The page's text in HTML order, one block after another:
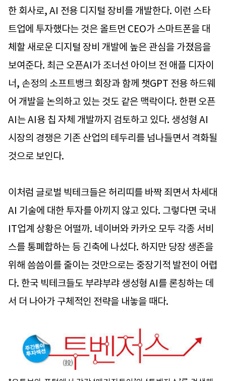
한 회사로, AI 전용 디지털 장비를 개발한다. 이런 스타
트업에 투자했다는 것은 올트먼 CEO가 스마트폰을 대
체할 새로운 디지털 장비 개발에 높은 관심을 가졌음을
보여준다. 최근 오픈AI가 조너선 아이브 전 애플 디자이
너, 손정의 소프트뱅크 회장과 함께 챗GPT 전용 하드웨
어 개발을 논의하고 있는 것도 같은 맥락이다. 한편 오픈
AI는 AI용 칩 자체 개발까지 검토하고 있다. 생성형 AI
시장의 경쟁은 기존 산업의 테두리를 넘나들면서 격화될
것으로 보인다.
이처럼 글로벌 빅테크들은 허리띠를 바짝 죄면서 차세대
AI 기술에 대한 투자를 아끼지 않고 있다. 그렇다면 국내
IT업계 상황은 어떨까. 네이버와 카카오 모두 각종 서비
스를 통폐합하는 등 긴축에 나섰다. 하지만 당장 생존을
위해 씀씀이를 줄이는 것만으로는 중장기적 발전이 어렵
다. 한국 빅테크들도 부랴부랴 생성형 AI를 론칭하는 데
서 더 나아가 구체적인 전략을 내놓을 때다.